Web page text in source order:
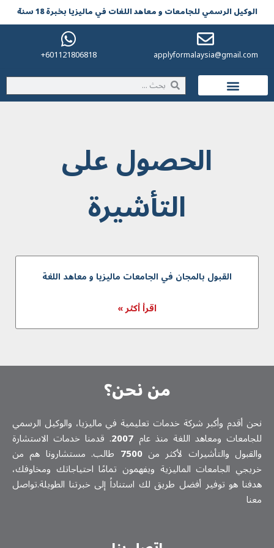
الوکیل الرسمي للجامعات و معاهد اللغات في مالیزیا بخبرة 18 سنة
applyformalaysia@gmail.com
601121806818+
الحصول على
التأشيرة
القبول بالمجان في الجامعات مالیزیا و معاهد اللغة
اقرأ أكثر »
من نحن؟
نحن أقدم وأكبر شركة خدمات تعلیمیة في ماليزيا، والوكيل الرسمي
للجامعات ومعاهد اللغة منذ عام 2007. قدمنا خدمات الاستشارة
والقبول والتأشيرات لأكثر من7500 طالب. مستشارونا هم من
خريجي الجامعات الماليزية ويفهمون تمامًا احتياجاتك ومخاوفك،
هدفنا هو توفير أفضل طريق لك استناداً إلى خبرتنا الطويلة.تواصل
معنا